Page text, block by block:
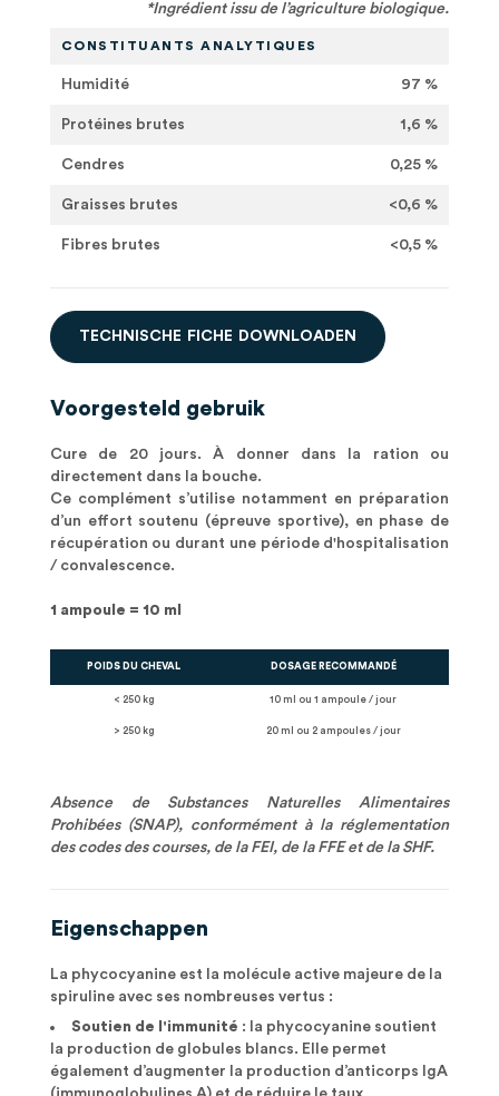
*Ingrédient issu de l’agriculture biologique.
CONSTITUANTS ANALYTIQUES
Humidité 97 %
Protéines brutes 1,6 %
Cendres 0,25 %
Graisses brutes <0,6 %
Fibres brutes <0,5 %
T ECH N SCH E FI CH E DOWN LOAD E N
Voorgesteld gebruik
Cure de 20 jours. À donner dans la ration ou
directement dans la bouche.
Ce complément s’utilise notamment en préparation
d’un effort soutenu (épreuve sportive), en phase de
récupération ou durant une période d'hospitalisation
/ convalescence.
1 ampoule = 10 ml
POIDS DU CHEVAL DOSAGE RECOMMANDÉ
< 250 kg 10 ml ou 1 ampoule / jour
> 250 kg 20 ml ou 2 ampoules / jour
Absence de Substances Naturelles Alimentaires
Prohibées (SNAP), conformément à la réglementation
des codes des courses, de la FEI, de la FFE et de la SHF.
Eigenschappen
La phycocyanine est la molécule active majeure de la
spiruline avec ses nombreuses vertus :
Soutien de l'immunité : la phycocyanine soutient
la production de globules blancs. Elle permet
également d’augmenter la production d’anticorps IgA